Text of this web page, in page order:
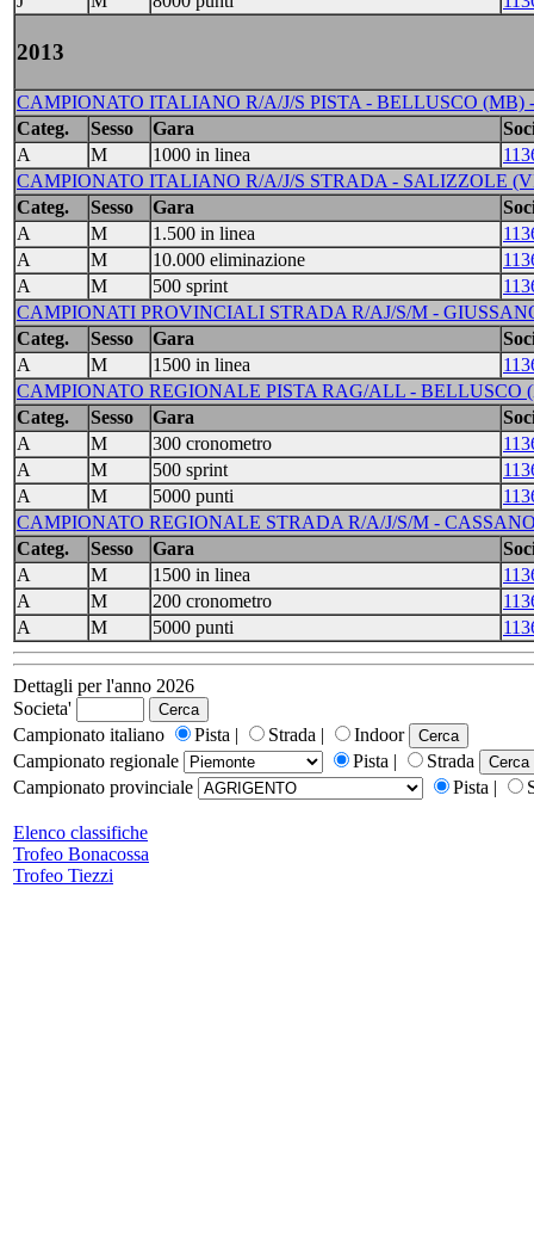
2013
CAMPIONATO ITALIANO R/A/J/S PISTA - BELLUSCO (MB)
Categ.
Sesso Gara
A
M 1000 in linea
CAMPIONATO ITALIANO R/A/J/S STRADA - SALIZZOLE
Categ.
Sesso Gara
A
M 1.500 in linea
A
M 10.000 eliminazione
A
M 500 sprint
CAMPIONATI PROVINCIALI STRADA R/AJ/S/M -
Categ.
Sesso Gara
A
M 1500 in linea
CAMPIONATO REGIONALE PISTA RAG/ALL - BELLUSCO
Categ.
Sesso Gara
A
M 300 cronometro
A
M 500 sprint
A
M 5000 punti
CAMPIONATO REGIONALE STRADA R/A/J/S/M -
Categ.
Sesso Gara
A
M 1500 in linea
A
M 200 cronometro
A
M 5000 punti
Dettagli per l'anno 2026
Societa'
Campionato italiano
Pista | Strada |
Indoor
Campionato regionale
Pista |
Strada
Campionato provinciale
Pista |
Elenco classifiche
Trofeo Bonacossa
Trofeo Tiezzi